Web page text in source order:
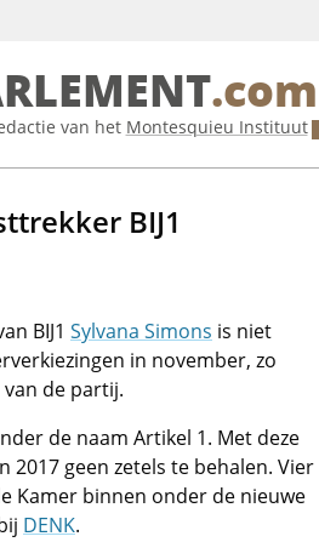
.com
van het Montesquieu Instituut
BIJ1
BIJ1 Sylvana Simons is niet
in november, zo
de partij.
de naam Artikel 1. Met deze
2017 geen zetels te behalen. Vier
Kamer binnen onder de nieuwe
DENK.